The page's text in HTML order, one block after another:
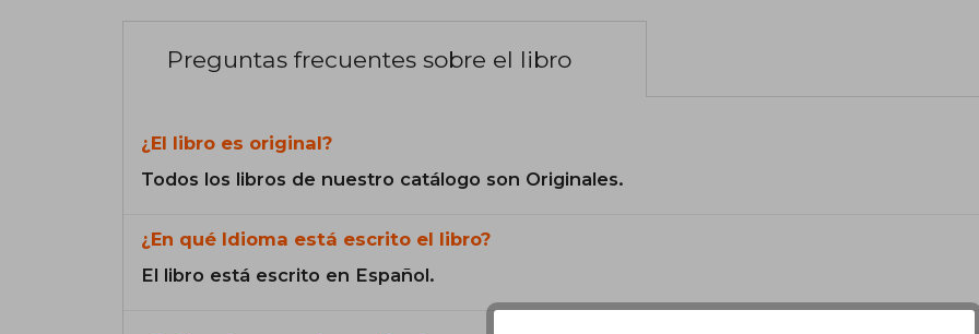
Preguntas frecuentes sobre el libro
¿El libro es original?
Todos los libros de nuestro catálogo son Originales.
¿En qué Idioma está escrito el libro?
El libro está escrito en Español.